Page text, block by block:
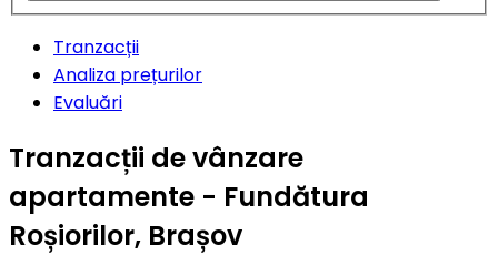
Tranzacții
Analiza prețurilor
Evaluări
Tranzacții de vânzare
apartamente - Fundătura
Roșiorilor, Brașov